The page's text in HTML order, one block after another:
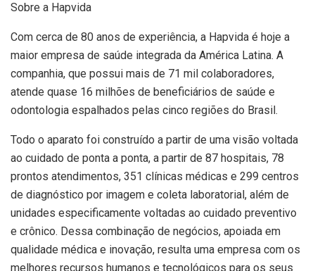
Sobre a Hapvida
Com cerca de 80 anos de experiência, a Hapvida é hoje a
maior empresa de saúde integrada da América Latina. A
companhia, que possui mais de 71 mil colaboradores,
atende quase 16 milhões de beneficiários de saúde e
odontologia espalhados pelas cinco regiões do Brasil.
Todo o aparato foi construído a partir de uma visão voltada
ao cuidado de ponta a ponta, a partir de 87 hospitais, 78
prontos atendimentos, 351 clínicas médicas e 299 centros
de diagnóstico por imagem e coleta laboratorial, além de
unidades especificamente voltadas ao cuidado preventivo
e crônico. Dessa combinação de negócios, apoiada em
qualidade médica e inovação, resulta uma empresa com os
melhores recursos humanos e tecnológicos para os seus